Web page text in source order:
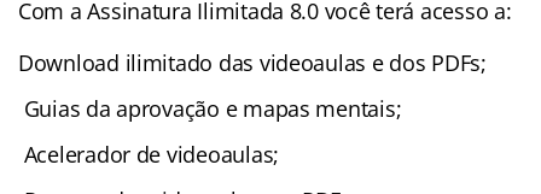
Com a Assinatura Ilimitada 8.0 você terá acesso a:
Download ilimitado das videoaulas e dos PDFs;
Guias da aprovação e mapas mentais;
Acelerador de videoaulas;